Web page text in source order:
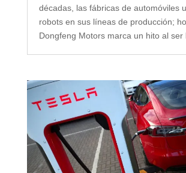
décadas, las fábricas de automóviles
robots en sus líneas de producción;
Dongfeng Motors marca un hito al ser